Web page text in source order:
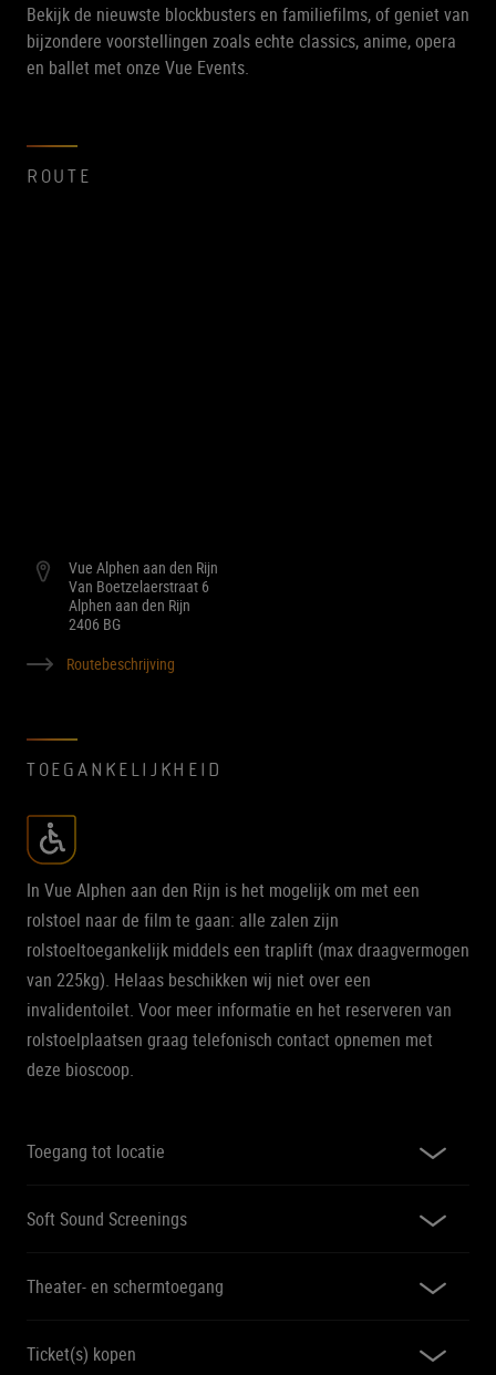
Bekijk de nieuwste blockbusters en familiefilms, of geniet van
bijzondere voorstellingen zoals echte classics, anime, opera
en ballet met onze Vue Events.
ROUTE
Vue Alphen aan den Rijn
Van Boetzelaerstraat 6
Alphen aan den Rijn
2406 BG
Routebeschrijving
TOEGANKELIJKHEID
In Vue Alphen aan den Rijn is het mogelijk om met een
rolstoel naar de film te gaan: alle zalen zijn
rolstoeltoegankelijk middels een traplift (max draagvermogen
van 225kg). Helaas beschikken wij niet over een
invalidentoilet. Voor meer informatie en het reserveren van
rolstoelplaatsen graag telefonisch contact opnemen met
deze bioscoop.
Toegang tot locatie
Soft Sound Screenings
Theater- en schermtoegang
Ticket(s) kopen